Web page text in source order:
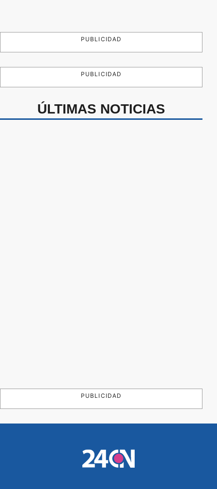
PUBLICIDAD
PUBLICIDAD
ÚLTIMAS NOTICIAS
PUBLICIDAD